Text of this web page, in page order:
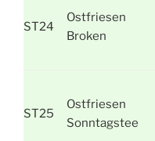
ST24
Ostfriesen
Broken
ST25
Ostfriesen
Sonntagstee